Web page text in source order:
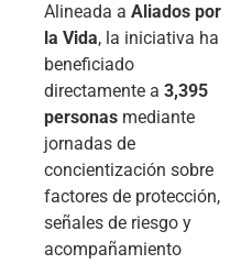
Alineada a Aliados por
la Vida, la iniciativa ha
beneficiado
directamente a 3,395
personas mediante
jornadas de
concientización sobre
factores de protección,
señales de riesgo y
acompañamiento